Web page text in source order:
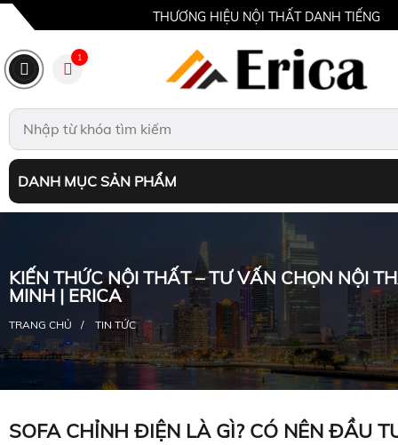
THƯƠNG HIỆU NỘI THẤT DANH TIẾNG
1
DANH MỤC SẢN PHẨM
KIẾN THỨC NỘI THẤT – TƯ VẤN CHỌN NỘI
MINH | ERICA
TRANG CHỦ TIN TỨC
SOFA CHỈNH ĐIỆN LÀ GÌ? CÓ NÊN ĐẦU